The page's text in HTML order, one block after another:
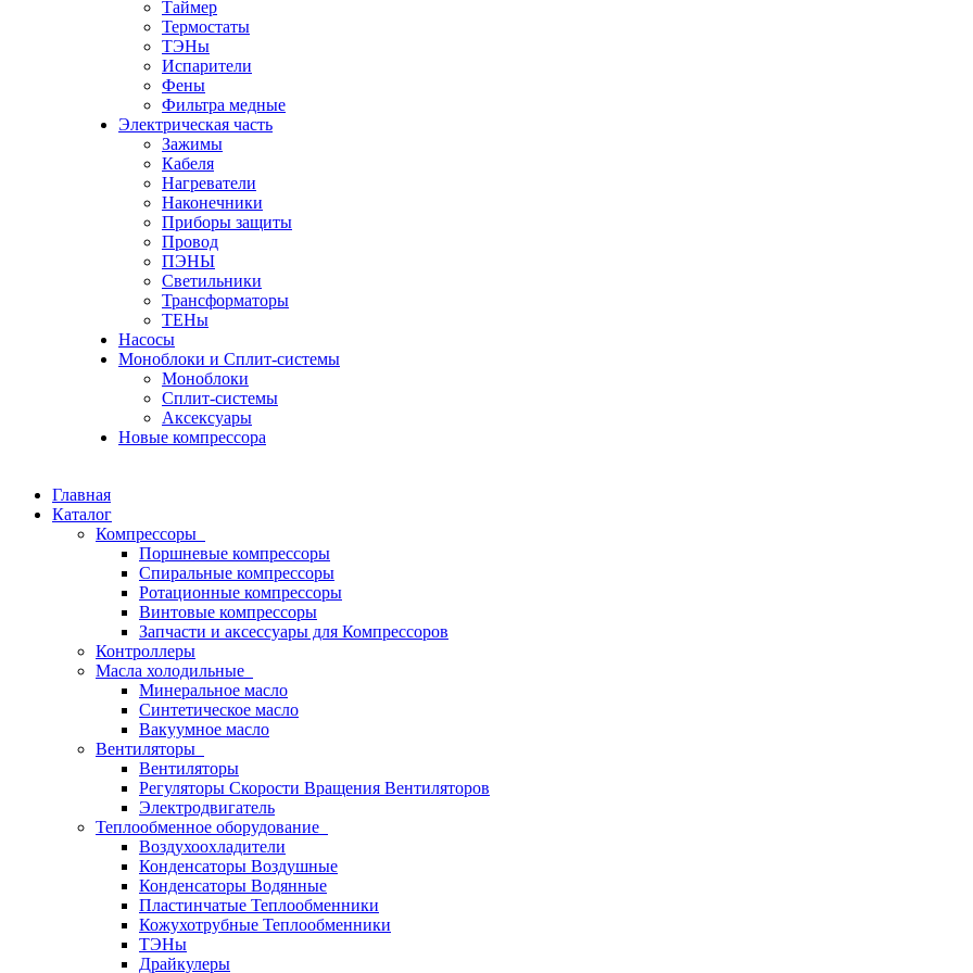
Таймер
Термостаты
ТЭНы
Испарители
Фены
Фильтра медные
Электрическая часть
Зажимы
Кабеля
Нагреватели
Наконечники
Приборы защиты
Провод
ПЭНЫ
Светильники
Трансформаторы
ТЕНы
Насосы
Моноблоки и Сплит-системы
Моноблоки
Сплит-системы
Аксексуары
Новые компрессора
Главная
Каталог
Компрессоры
Поршневые компрессоры
Спиральные компрессоры
Ротационные компрессоры
Винтовые компрессоры
Запчасти и аксессуары для Компрессоров
Контроллеры
Масла холодильные
Минеральное масло
Синтетическое масло
Вакуумное масло
Вентиляторы
Вентиляторы
Регуляторы Скорости Вращения Вентиляторов
Электродвигатель
Теплообменное оборудование
Воздухоохладители
Конденсаторы Воздушные
Конденсаторы Водянные
Пластинчатые Теплообменники
Кожухотрубные Теплообменники
ТЭНы
Драйкулеры